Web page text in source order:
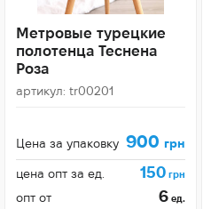
Метровые турецкие
полотенца Теснена
Роза
артикул: tr00201
Цена за упаковку 900 грн
цена опт за ед. 150 грн
опт от 6 ед.